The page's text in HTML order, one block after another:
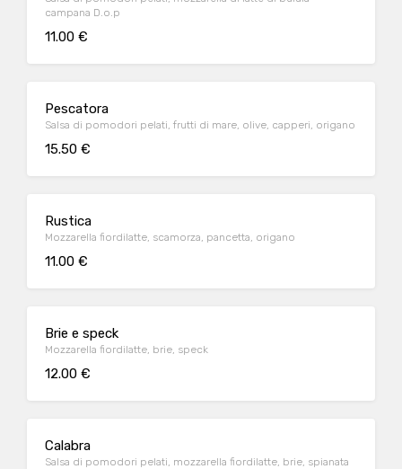
campana D.o.p
11.00 €
Pescatora
Salsa di pomodori pelati, frutti di mare, olive, capperi, origano
15.50 €
Rustica
Mozzarella fiordilatte, scamorza, pancetta, origano
11.00 €
Brie e speck
Mozzarella fiordilatte, brie, speck
12.00 €
Calabra
Salsa di pomodori pelati, mozzarella fiordilatte, brie, spianata